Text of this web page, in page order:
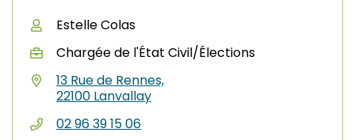
Estelle Colas
Chargée de l'État Civil/Élections
13 Rue de Rennes,
22100 Lanvallay(ouverture dans un nouvel
02 96 39 15 06